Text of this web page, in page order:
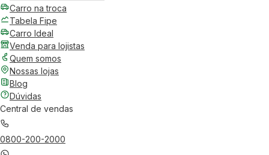
Carro na troca
Tabela Fipe
Carro Ideal
Venda para lojistas
Quem somos
Nossas lojas
Blog
Dúvidas
Central de vendas
0800-200-2000